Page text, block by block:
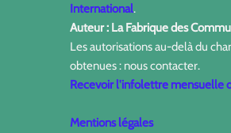
International.
Auteur : La Fabrique des
Les autorisations au-delà du
obtenues : nous contacter.
Recevoir l'infolettre mensuelle
Mentions légales